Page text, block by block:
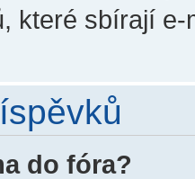
které sbírají e-
do fóra?